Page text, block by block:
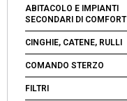
ABITACOLO E IMPIANTI
SECONDARI DI COMFORT
CINGHIE, CATENE, RULLI
COMANDO STERZO
FILTRI